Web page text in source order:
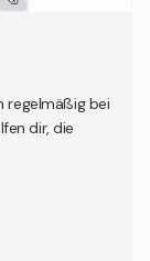
regelmäßig bei
dir, die